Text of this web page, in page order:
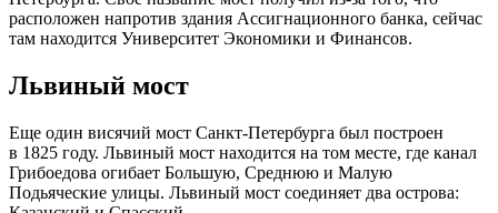
расположен напротив здания Ассигнационного банка, сейчас
там находится Университет Экономики и Финансов.
Львиный мост
Еще один висячий мост Санкт-Петербурга был построен
в 1825 году. Львиный мост находится на том месте, где канал
Грибоедова огибает Большую, Среднюю и Малую
Подьяческие улицы. Львиный мост соединяет два острова: